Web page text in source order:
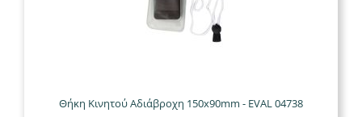
Θήκη Κινητού Αδιάβροχη 150x90mm - EVAL 04738